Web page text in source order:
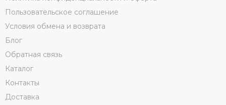
Пользовательское соглашение
Условия обмена и возврата
Блог
Обратная связь
Каталог
Контакты
Доставка